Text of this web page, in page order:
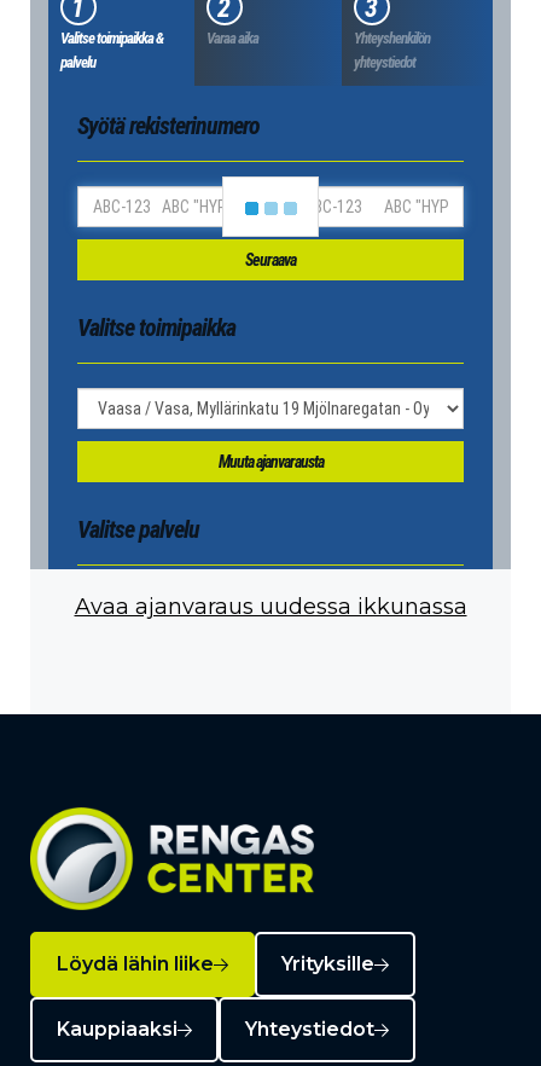
Avaa ajanvaraus uudessa ikkunassa
Löydä lähin liike Yrityksille
Kauppiaaksi Yhteystiedot